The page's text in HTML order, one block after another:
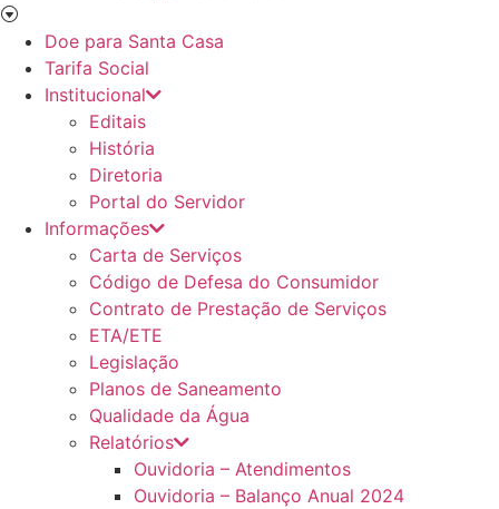
Doe para Santa Casa
Tarifa Social
Institucional
Editais
História
Diretoria
Portal do Servidor
Informações
Carta de Serviços
Código de Defesa do Consumidor
Contrato de Prestação de Serviços
ETA/ETE
Legislação
Planos de Saneamento
Qualidade da Água
Relatórios
Ouvidoria – Atendimentos
Ouvidoria – Balanço Anual 2024